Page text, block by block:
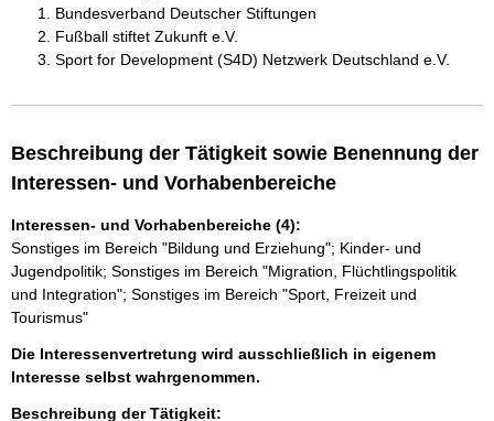
Bundesverband Deutscher Stiftungen
Fußball stiftet Zukunft e.V.
Sport for Development (S4D) Netzwerk Deutschland e.V.
Beschreibung der Tätigkeit sowie Benennung der
Interessen- und Vorhabenbereiche
Interessen- und Vorhabenbereiche (4):
Sonstiges im Bereich "Bildung und Erziehung"; Kinder- und
Jugendpolitik; Sonstiges im Bereich "Migration, Flüchtlingspolitik
und Integration"; Sonstiges im Bereich "Sport, Freizeit und
Tourismus"
Die Interessenvertretung wird ausschließlich in eigenem
Interesse selbst wahrgenommen.
Beschreibung der Tätigkeit: